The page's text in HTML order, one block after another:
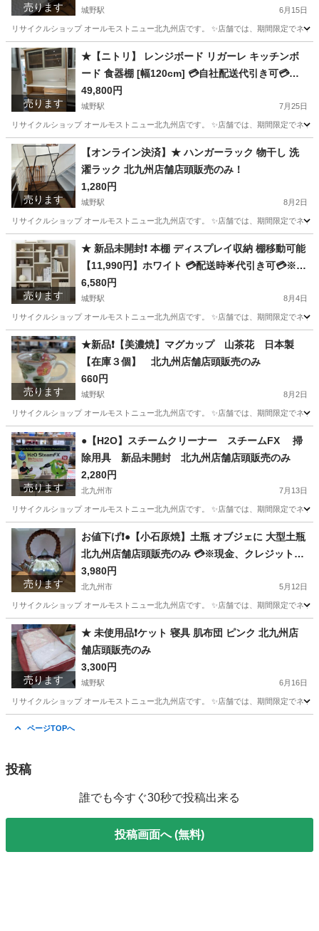
売ります 可💳※現金、クレジット、スマホ決済対応※
城野駅 6月15日
リサイクルショップ オールモストニュー北九州店です。 ✨️店舗では、期間限定でネ
福岡 北九州市 城野駅 商品
売ります
★【ニトリ】 レンジボード リガーレ キッチンボ
ード 食器棚 [幅120cm] 💳自社配送代引き可💳※
現金、クレジット、スマホ決済対応※
49,800円
城野駅 7月25日
リサイクルショップ オールモストニュー北九州店です。 ✨️店舗では、期間限定でネ
福岡 北九州市 城野駅 収納家具
売ります
【オンライン決済】★ ハンガーラック 物干し 洗
濯ラック 北九州店舗店頭販売のみ！
1,280円
城野駅 8月2日
リサイクルショップ オールモストニュー北九州店です。 ✨️店舗では、期間限定でネ
福岡 北九州市 城野駅 洗濯用品
売ります
★ 新品未開封❗️ 本棚 ディスプレイ収納 棚移動可能
【11,990円】ホワイト 💳配送時🌟代引き可💳※現
金、クレジット、スマホ決済対応※
6,580円
城野駅 8月4日
リサイクルショップ オールモストニュー北九州店です。 ✨️店舗では、期間限定でネ
福岡 北九州市 城野駅 収納家具 商品
売ります
★新品❗️【美濃焼】マグカップ 山茶花 日本製
【在庫３個】 北九州店舗店頭販売のみ
660円
城野駅 8月2日
リサイクルショップ オールモストニュー北九州店です。 ✨️店舗では、期間限定でネ
福岡 北九州市 城野駅 食器 商品
売ります
●【H2O】スチームクリーナー スチームFX 掃
除用具 新品未開封 北九州店舗店頭販売のみ
2,280円
北九州市 7月13日
リサイクルショップ オールモストニュー北九州店です。 ✨️店舗では、期間限定でネ
福岡 北九州市 掃除用具 商品
売ります
お値下げ❗️●【小石原焼】土瓶 オブジェに 大型土瓶
北九州店舗店頭販売のみ 💳※現金、クレジット、
スマホ決済対応※
3,980円
北九州市 5月12日
リサイクルショップ オールモストニュー北九州店です。 ✨️店舗では、期間限定でネ
福岡 北九州市 インテリア雑貨/小物 商品
売ります
★ 未使用品❗️ケット 寝具 肌布団 ピンク 北九州店
舗店頭販売のみ
3,300円
城野駅 6月16日
リサイクルショップ オールモストニュー北九州店です。 ✨️店舗では、期間限定でネ
ページTOPへ
投稿
誰でも今すぐ30秒で投稿出来る
投稿画面へ (無料)